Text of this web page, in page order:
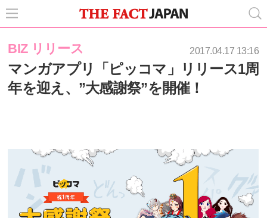
BIZ リリース 2017.04.17 13:16
マンガアプリ「ピッコマ」リリース1周
年を迎え、”大感謝祭”を開催！